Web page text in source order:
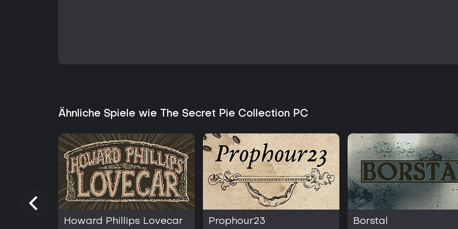
sich an alle, die Echtzeit-
schnellen Partien bevorzugen,
Herausforderungen ohne
Strategie mit organischen
Ähnliche Spiele wie The Secret Pie Collection PC
Howard Phillips Lovecar Prophour23 Borstal